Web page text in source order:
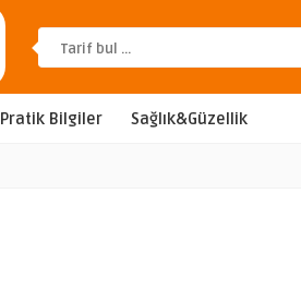
Pratik Bilgiler Sağlık&Güzellik